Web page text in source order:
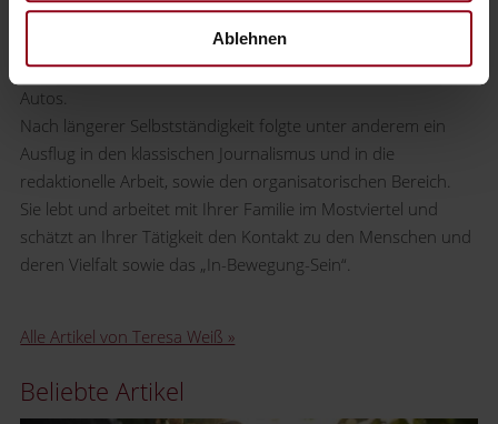
Ablehnen
beruflich wie privat für fast alles
von Musik bis Natur, von Politik
bis Tradition, von Kulinarik bis
Autos.
Nach längerer Selbstständigkeit folgte unter anderem ein
Ausflug in den klassischen Journalismus und in die
redaktionelle Arbeit, sowie den organisatorischen Bereich.
Sie lebt und arbeitet mit Ihrer Familie im Mostviertel und
schätzt an Ihrer Tätigkeit den Kontakt zu den Menschen und
deren Vielfalt sowie das „In-Bewegung-Sein“.
Alle Artikel von Teresa Weiß »
Beliebte Artikel